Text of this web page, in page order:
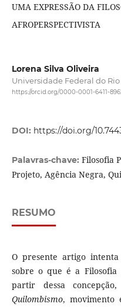
UMA EXPRESSÃO DA
AFROPERSPECTIVISTA
Lorena Silva Oliveira
Universidade Federal do
https://orcid.org/0000-0001-6411-
DOI: https://doi.org/
Palavras-chave: Filosofia
Projeto, Agência Negra,
RESUMO
O presente artigo
sobre o que é a Filosofia
partir dessa
Quilombismo, movimento